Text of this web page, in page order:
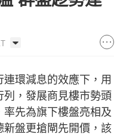
環減息的效應下，用
，發展商見樓市勢頭
率先為旗下樓盤亮相及
盤更搶閘先開價，該